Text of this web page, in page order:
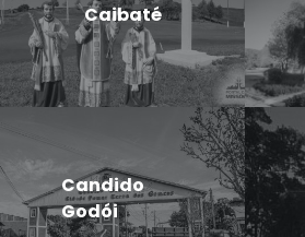
Caibaté
Candido
Godói